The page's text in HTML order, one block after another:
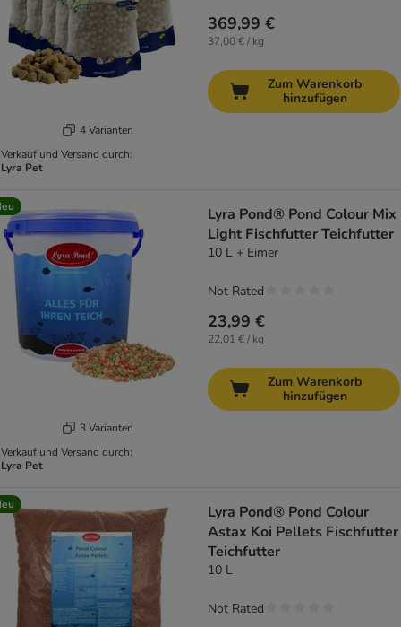
4 Varianten
Verkauf und Versand durch:
Lyra Pet
369,99 €
37,00 € / kg
Zum Warenkorb
hinzufügen
3 Varianten
Verkauf und Versand durch:
Lyra Pet
Lyra Pond® Pond Colour Mix
Light Fischfutter Teichfutter
10 L + Eimer
23,99 €
22,01 € / kg
Not Rated
Zum Warenkorb
hinzufügen
Lyra Pond® Pond Colour
Astax Koi Pellets Fischfutter
Teichfutter
10 L
Not Rated